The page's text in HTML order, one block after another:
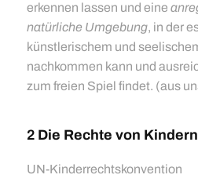
erkennen lassen und eine
natürliche Umgebung, in der
künstlerischem und
nachkommen kann und
zum freien Spiel findet. (aus
2 Die Rechte von Kindern
UN-Kinderrechtskonvention